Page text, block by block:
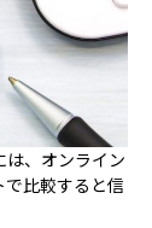
は、オンライン
比較すると信